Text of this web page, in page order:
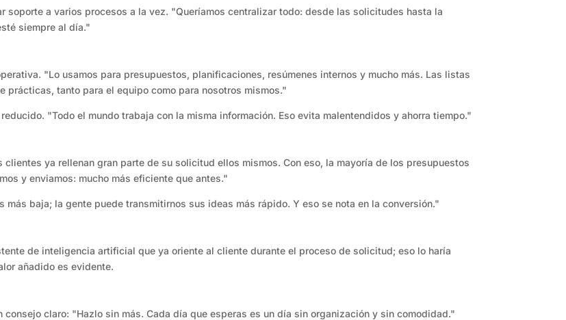
soporte a varios procesos a la vez. "Queríamos centralizar todo: desde las solicitudes hasta la
siempre al día."
"Lo usamos para presupuestos, planificaciones, resúmenes internos y mucho más. Las listas
tanto para el equipo como para nosotros mismos."
"Todo el mundo trabaja con la misma información. Eso evita malentendidos y ahorra tiempo."
ya rellenan gran parte de su solicitud ellos mismos. Con eso, la mayoría de los presupuestos
y enviamos: mucho más eficiente que antes."
baja; la gente puede transmitirnos sus ideas más rápido. Y eso se nota en la conversión."
de inteligencia artificial que ya oriente al cliente durante el proceso de solicitud; eso lo haría
añadido es evidente.
claro: "Hazlo sin más. Cada día que esperas es un día sin organización y sin comodidad."